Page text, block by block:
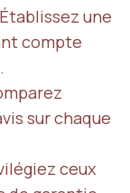
une
compte
sur chaque
ceux